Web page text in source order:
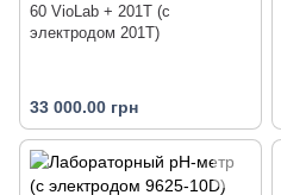
60 VioLab + 201T (с
электродом 201T)
33 000.00 грн